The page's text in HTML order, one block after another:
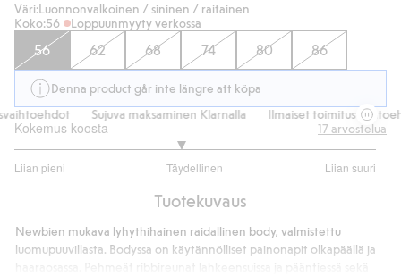
Väri:Luonnonvalkoinen / sininen / raitainen
Koko:56 Loppuunmyyty verkossa
56 62 68 74 80 86
Denna product går inte längre att köpa
Sujuva maksaminen Klarnalla Ilmaiset
Kokemus koosta
Liian pieni Täydellinen Liian suuri
/
ääneen
17arvostelua
Tuotekuvaus
Newbien mukava lyhythihainen raidallinen body, valmistettu
luomupuuvillasta. Bodyssa on käytännölliset painonapit olkapäällä ja